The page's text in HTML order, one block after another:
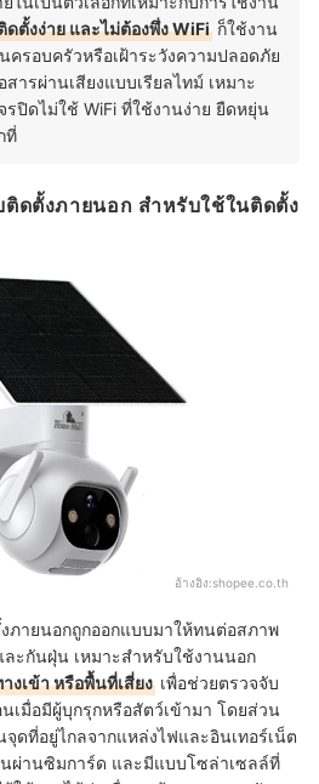
ตั้งง่าย และไม่ต้องพึ่ง WiFi ก็ใช้งาน
รอบครัวหรือเฝ้าระวังความปลอดภัย
ารผ่านเสียงแบบเรียลไทม์ เหมาะ
รปิดไม่ใช้ WiFi ที่ใช้งานง่าย ยืดหยุ่น
ที่
ดตั้งภายนอก สำหรับใช้ในติดตั้ง
อ้างอิง:shopee.co.th
ภายนอกถูกออกแบบมาให้ทนต่อสภาพ
ะกันฝุ่น เหมาะสำหรับใช้งานนอก
งเข้า หรือพื้นที่เสี่ยง เพื่อช่วยตรวจจับ
เมื่อมีผู้บุกรุกหรือสัตว์เข้ามา โดยส่วน
ดที่อยู่ไกลจากแหล่งไฟและอินเทอร์เน็ต
ผ่านซิมการ์ด และมีแบบโซล่าเซลล์ที่